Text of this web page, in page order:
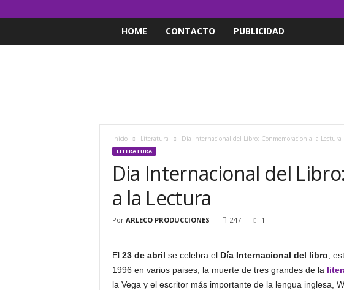
HOME CONTACTO PUBLICIDAD
Inicio Literatura Dia Internacional del Libro: Conmemoracion a la Lectura
LITERATURA
Dia Internacional del
a la Lectura
Por ARLECO PRODUCCIONES 247 1
El 23 de abril se celebra el Día Internacional del libro ,
1996 en varios paises, la muerte de tres grandes de la
la Vega y el escritor más importante de la lengua inglesa,